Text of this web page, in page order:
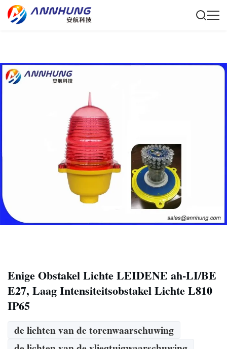
Enige Obstakel Lichte LEIDENE ah-LI/BE
E27, Laag Intensiteitsobstakel Lichte L810
IP65
de lichten van de torenwaarschuwing